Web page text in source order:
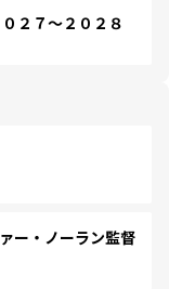
７～２０２８
ー・ノーラン監督